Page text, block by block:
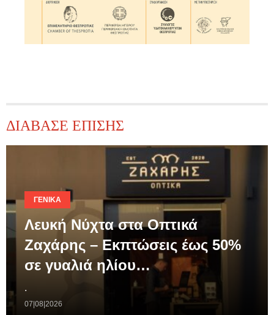
ΔΙΑΒΑΣΕ ΕΠΙΣΗΣ
ΓΕΝΙΚΆ
Λευκή Νύχτα στα Οπτικά
Ζαχάρης – Εκπτώσεις έως 50%
σε γυαλιά ηλίου…
.
07|08|2026